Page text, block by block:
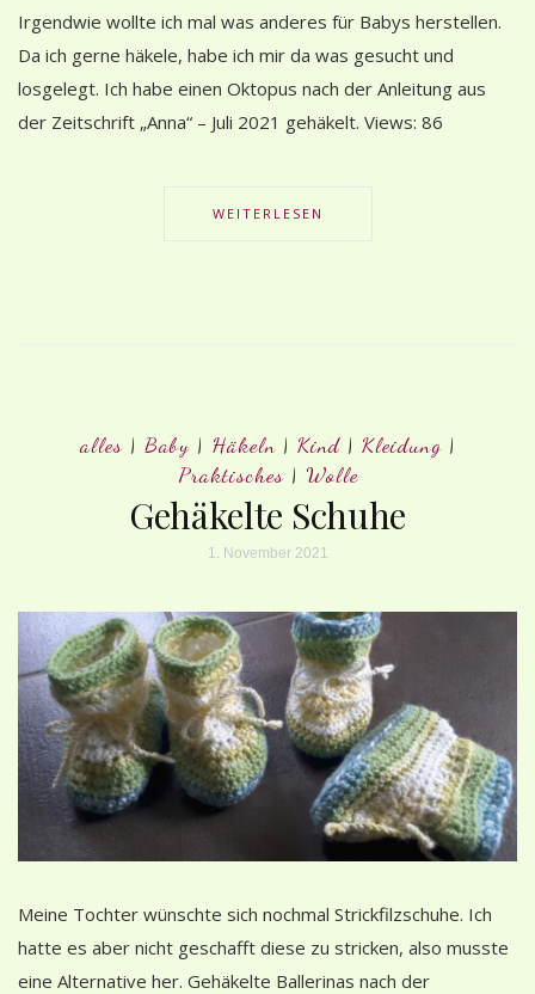
Irgendwie wollte ich mal was anderes für Babys herstellen.
Da ich gerne häkele, habe ich mir da was gesucht und
losgelegt. Ich habe einen Oktopus nach der Anleitung aus
der Zeitschrift „Anna“ – Juli 2021 gehäkelt. Views: 86
WEITERLESEN
alles| Baby| Häkeln| Kind| Kleidung|
Praktisches| Wolle
Gehäkelte Schuhe
1. November 2021
Meine Tochter wünschte sich nochmal Strickfilzschuhe. Ich
hatte es aber nicht geschafft diese zu stricken, also musste
eine Alternative her. Gehäkelte Ballerinas nach der